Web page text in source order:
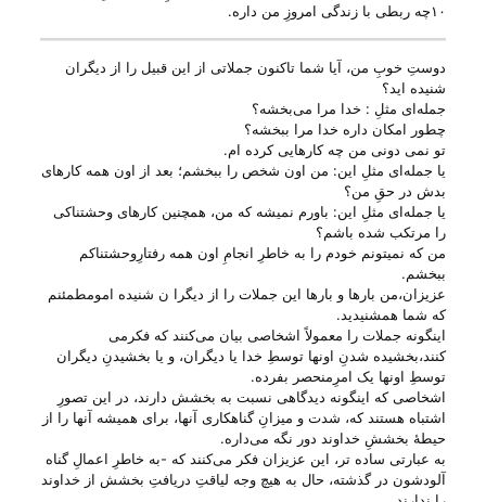
۱۰چه ربطی با زندگی امروزِ من داره.
دوستِ خوبِ من، آیا شما تاکنون جملاتی از این قبیل را از دیگران
شنیده اید؟
جمله‌ای مثلِ : خدا مرا می‌‌بخشه؟
چطور امکان داره خدا مرا ببخشه؟
تو نمی دونی من چه کارهایی کرده ام.
یا جمله‌ای مثلِ این: من اون شخص را ببخشم؛ بعد از اون همه کار‌های
بدش در حقِ من؟
یا جمله‌ای مثلِ این: باورم نمیشه که من، همچنین کارهای وحشتناکی
را مرتکب شده باشم؟
من که نمیتونم خودم را به خاطرِ انجامِ اون همه رفتارِوحشتناکم
ببخشم.
عزیزان،من بارها و بارها این جملات را از دیگرا ن شنیده امومطمئنم
که شما همشنیدید.
اینگونه جملات را معمولاً اشخاصی بیان می‌‌کنند که فکرمی‌
کنند،بخشیده شدنِ اونها توسطِ خدا یا دیگران، و یا بخشیدنِ دیگران
توسطِ اونها یک امرِمنحصر بفرده.
اشخاصی که اینگونه دیدگاهی نسبت به بخشش دارند، در این تصورِ
اشتباه هستند که، شدت و میزانِ گناهکاری آنها، برای همیشه آنها را از
حیطهٔ بخششِ خداوند دور نگه می‌‌داره.
به عبارتی ساده تر، این عزیزان فکر می‌‌کنند که -به خاطرِ اعمالِ گناه
آلودشون در گذشته، حال به هیچ وجه لیاقتِ دریافتِ بخشش از خداوند